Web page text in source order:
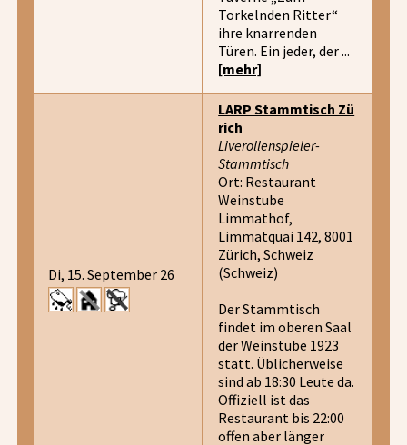
Torkelnden Ritter“
ihre knarrenden
Türen. Ein jeder, der ...
[mehr]
Di, 15. September 26
LARP Stammtisch Zü
rich
Liverollenspieler-
Stammtisch
Ort: Restaurant
Weinstube
Limmathof,
Limmatquai 142, 8001
Zürich, Schweiz
(Schweiz)
Der Stammtisch
findet im oberen Saal
der Weinstube 1923
statt. Üblicherweise
sind ab 18:30 Leute da.
Offiziell ist das
Restaurant bis 22:00
offen aber länger